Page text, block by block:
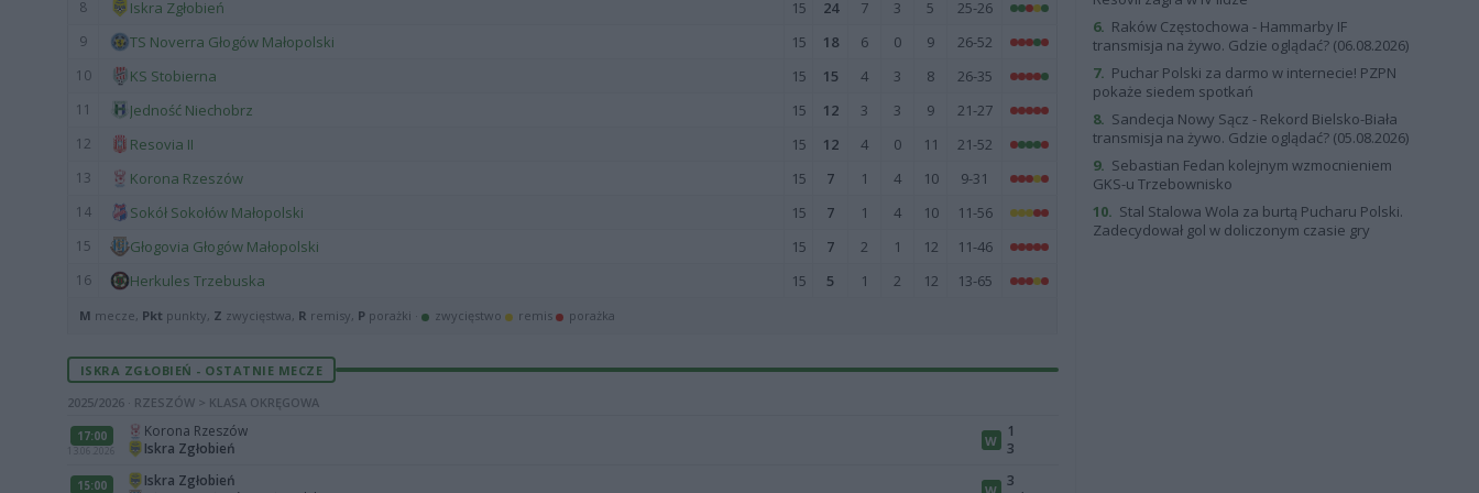
8 Iskra Zgłobień 15 24 7 3 5 25-26
9 TS Noverra Głogów Małopolski 15 18 6 0 9 26-52
10 KS Stobierna 15 15 4 3 8 26-35
11 Jedność Niechobrz 15 12 3 3 9 21-27
12 Resovia II 15 12 4 0 11 21-52
13 Korona Rzeszów 15 7 1 4 10 9-31
14 Sokół Sokołów Małopolski 15 7 1 4 10 11-56
15 Głogovia Głogów Małopolski 15 7 2 1 12 11-46
16 Herkules Trzebuska 15 5 1 2 12 13-65
M mecze, Pkt punkty, Z zwycięstwa, R remisy, P porażki · zwycięstwo remis porażka
ISKRA ZGŁOBIEŃ - OSTATNIE MECZE
2025/2026 · RZESZÓW > KLASA OKRĘGOWA
17:00
13.06.2026
Korona Rzeszów
Iskra Zgłobień
W
1
3
15:00
Iskra Zgłobień
W
3
6. Raków Częstochowa - Hammarby IF
transmisja na żywo. Gdzie oglądać? (06.08.2026)
7. Puchar Polski za darmo w internecie! PZPN
pokaże siedem spotkań
8. Sandecja Nowy Sącz - Rekord Bielsko-Biała
transmisja na żywo. Gdzie oglądać? (05.08.2026)
9. Sebastian Fedan kolejnym wzmocnieniem
GKS-u Trzebownisko
10. Stal Stalowa Wola za burtą Pucharu Polski.
Zadecydował gol w doliczonym czasie gry